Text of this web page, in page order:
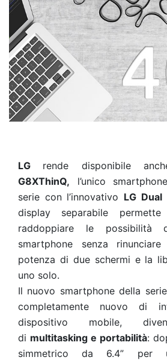
LG rende disponibile
G8XThinQ,
l’unico
serie con l’innovativo LG Dual
display separabile
raddoppiare le possibilità
smartphone senza
potenza di due schermi e la
uno solo.
Il nuovo smartphone della
completamente nuovo di
dispositivo mobile,
di multitasking e portabilità:
simmetrico da 6.4” per